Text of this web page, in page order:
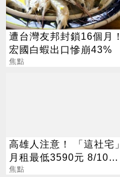
遭台灣友邦封鎖16個月！
宏國白蝦出口慘崩43%
焦點
高雄人注意！ 「這社宅」
月租最低3590元 8/10起
放申請
焦點